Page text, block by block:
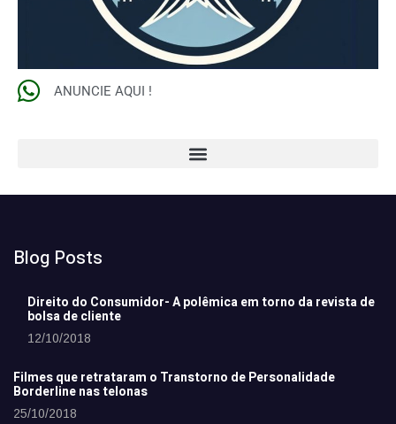
ANUNCIE AQUI !
Blog Posts
Direito do Consumidor- A polêmica em torno da revista de
bolsa de cliente
12/10/2018
Filmes que retrataram o Transtorno de Personalidade
Borderline nas telonas
25/10/2018